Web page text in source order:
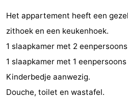
doen
-
Musea
-
Galeries
-
Monumenten
-
Het appartement heeft een
zithoek en een keukenhoek.
1 slaapkamer met 2
1 slaapkamer met 1 eenpersoons
Kinderbedje aanwezig.
Douche, toilet en wastafel.